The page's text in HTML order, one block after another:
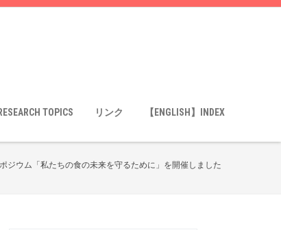
RESEARCH TOPICS リンク 【ENGLISH】INDEX
ポジウム「私たちの食の未来を守るために」を開催しました